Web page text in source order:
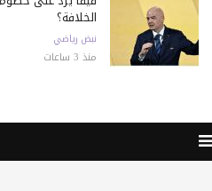
الخلافة؟
نبض رياضي
منذ 3 ساعات